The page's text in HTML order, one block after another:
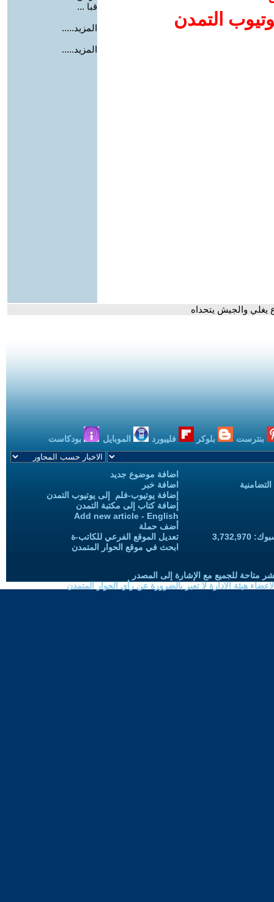
التمدن
قبا ...
المزيد.....
المزيد.....
يغلي والجيش يتحداه
بنترست بلوكر فليبورد الموبايل بودكاست
اضافة موضوع جديد
اضافة خبر
إضافة يوتيوب-فلم إلى يوتيوب التمدن
إضافة كتاب إلى مكتبة التمدن
Add new article - English
أضف حملة
تعديل الموقع الفرعي للكاتب-ة
ابحث في موقع الحوار المتمدن
متاحة للجميع مع الإشارة إلى المصدر
هيئة الادارة لا تعبر بالضرورة عن رأي الحوار المتمدن